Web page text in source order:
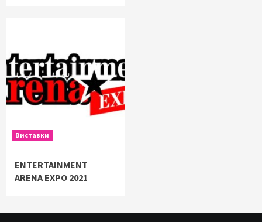
Виставки
ENTERTAINMENT
ARENA EXPO 2021